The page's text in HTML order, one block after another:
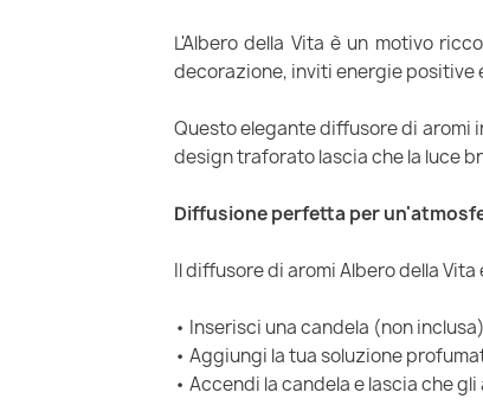
L'Albero della Vita è un motivo
decorazione, inviti energie positive
Questo elegante diffusore di aromi
design traforato lascia che la luce
Diffusione perfetta per
Il diffusore di aromi Albero della
• Inserisci una candela (non
• Aggiungi la tua soluzione
• Accendi la candela e lascia che